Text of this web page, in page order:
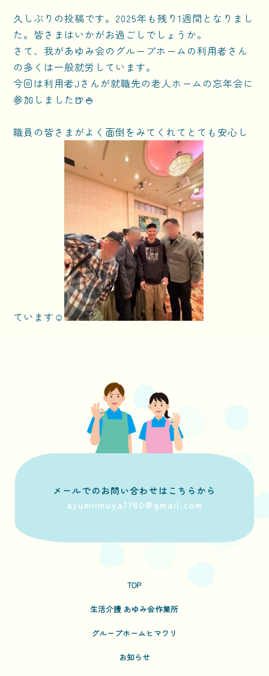
久しぶりの投稿です。2025年も残り1週間となりまし
た。皆さまはいかがお過ごしでしょうか。
さて、我があゆみ会のグループホームの利用者さん
の多くは一般就労しています。
今回は利用者Jさんが就職先の老人ホームの忘年会に
参加しました🍺🍚
職員の皆さまがよく面倒をみてくれてとても安心し
ています☺
メールでのお問い合わせはこちらから
ayumiimuya7780@gmail.com
TOP
生活介護 あゆみ会作業所
グループホームヒマワリ
お知らせ